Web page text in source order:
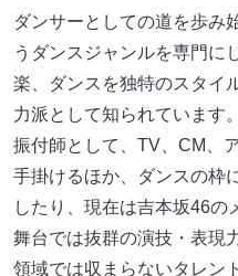
ダンサーとしての道を歩み
うダンスジャンルを専門に
楽、ダンスを独特のスタイ
力派として知られています。
振付師として、TV、CM、
手掛けるほか、ダンスの枠
したり、現在は吉本坂46の
舞台では抜群の演技・表現
領域では収まらないタレン